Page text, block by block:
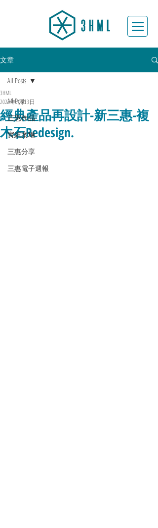
文章
All Posts
三惠作品
實績案場
三惠分享
三惠電子週報
All Posts
經典產品再設計-新三惠-複
木石Redesign.
3HML
2022年7月13日